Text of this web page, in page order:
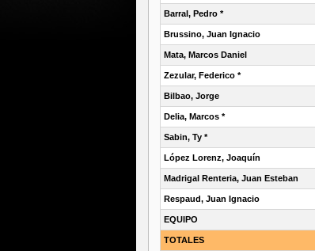
Barral, Pedro *
Brussino, Juan Ignacio
Mata, Marcos Daniel
Zezular, Federico *
Bilbao, Jorge
Delia, Marcos *
Sabin, Ty *
López Lorenz, Joaquín
Madrigal Renteria, Juan Esteban
Respaud, Juan Ignacio
EQUIPO
TOTALES